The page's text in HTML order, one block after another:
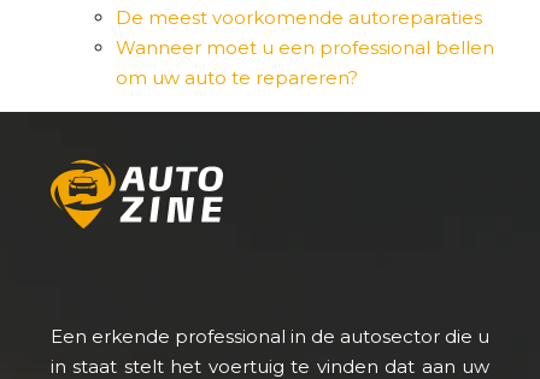
De meest voorkomende autoreparaties
Wanneer moet u een professional bellen
om uw auto te repareren?
Een erkende professional in de autosector die u
in staat stelt het voertuig te vinden dat aan uw